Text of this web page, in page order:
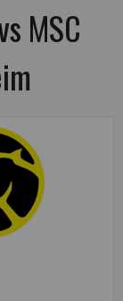
MSC